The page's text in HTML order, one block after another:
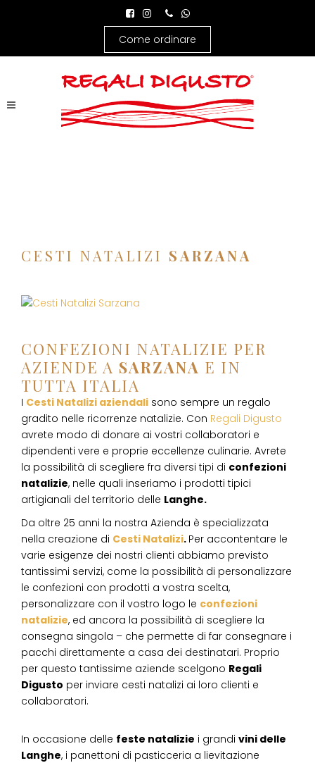
Come ordinare
CESTI NATALIZI SARZANA
CONFEZIONI NATALIZIE PER
AZIENDE A SARZANA E IN
TUTTA ITALIA
I Cesti Natalizi aziendali sono sempre un regalo
gradito nelle ricorrenze natalizie. Con Regali Digusto
avrete modo di donare ai vostri collaboratori e
dipendenti vere e proprie eccellenze culinarie. Avrete
la possibilità di scegliere fra diversi tipi di confezioni
natalizie, nelle quali inseriamo i prodotti tipici
artigianali del territorio delle Langhe.
Da oltre 25 anni la nostra Azienda è specializzata
nella creazione di Cesti Natalizi. Per accontentare le
varie esigenze dei nostri clienti abbiamo previsto
tantissimi servizi, come la possibilità di personalizzare
le confezioni con prodotti a vostra scelta,
personalizzare con il vostro logo le confezioni
natalizie, ed ancora la possibilità di scegliere la
consegna singola – che permette di far consegnare i
pacchi direttamente a casa dei destinatari. Proprio
per questo tantissime aziende scelgono Regali
Digusto per inviare cesti natalizi ai loro clienti e
collaboratori.
In occasione delle feste natalizie i grandi vini delle
Langhe, i panettoni di pasticceria a lievitazione